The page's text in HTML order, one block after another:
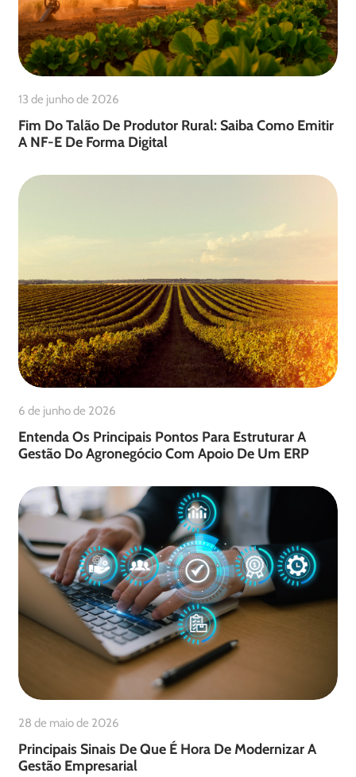
13 de junho de 2026
Fim Do Talão De Produtor Rural: Saiba Como Emitir
A NF-E De Forma Digital
6 de junho de 2026
Entenda Os Principais Pontos Para Estruturar A
Gestão Do Agronegócio Com Apoio De Um ERP
28 de maio de 2026
Principais Sinais De Que É Hora De Modernizar A
Gestão Empresarial